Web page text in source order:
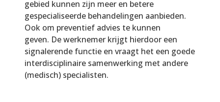
gebied kunnen zijn meer en betere
gespecialiseerde behandelingen aanbieden.
Ook om preventief advies te kunnen
geven. De werknemer krijgt hierdoor een
signalerende functie en vraagt het een goede
interdisciplinaire samenwerking met andere
(medisch) specialisten.